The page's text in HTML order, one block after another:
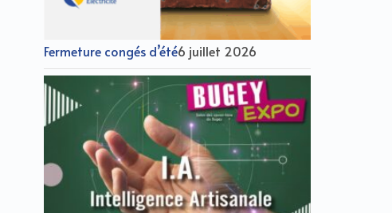
Fermeture congés d’été6 juillet 2026